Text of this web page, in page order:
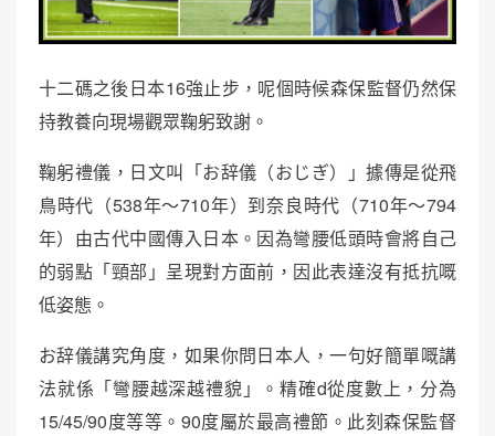
十二碼之後日本16強止步，呢個時候森保監督仍然保
持教養向現場觀眾鞠躬致謝。
鞠躬禮儀，日文叫「お辞儀（おじぎ）」據傳是從飛
鳥時代（538年～710年）到奈良時代（710年～794
年）由古代中國傳入日本。因為彎腰低頭時會將自己
的弱點「頸部」呈現對方面前，因此表達沒有抵抗嘅
低姿態。
お辞儀講究角度，如果你問日本人，一句好簡單嘅講
法就係「彎腰越深越禮貌」。精確d從度數上，分為
15/45/90度等等。90度屬於最高禮節。此刻森保監督